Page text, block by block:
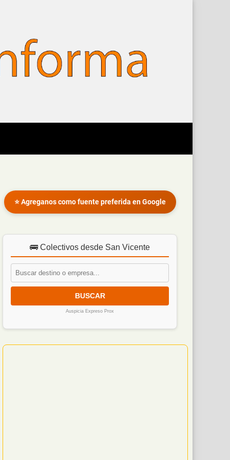
⭐ Agreganos como fuente preferida en Google
🚌 Colectivos desde San Vicente
BUSCAR
Auspicia Expreso Prox